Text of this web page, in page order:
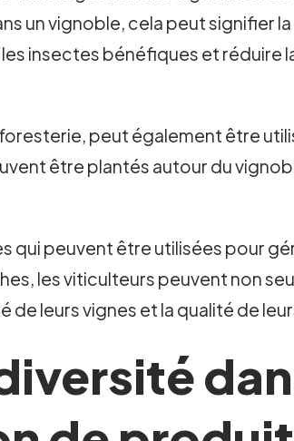
un vignoble, cela peut signifier
insectes bénéfiques et réduire
peut également être
être plantés autour du
qui peuvent être utilisées pour
les viticulteurs peuvent non
leurs vignes et la qualité de